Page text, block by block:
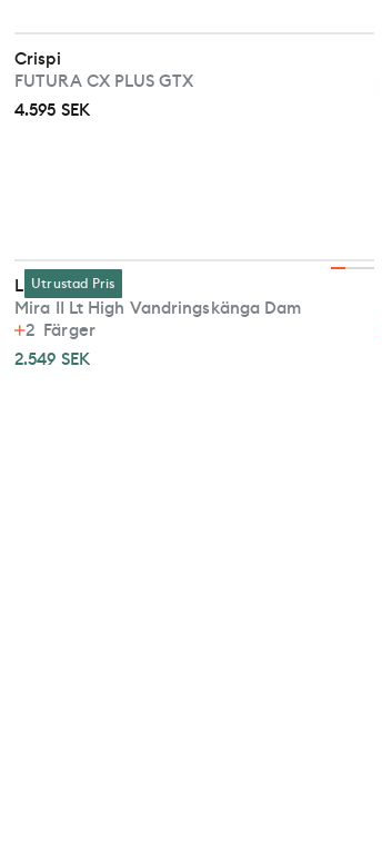
Crispi
FUTURA CX PLUS GTX
4.595 SEK
Utrustad Pris
Lundhags
Mira II Lt High Vandringskänga Dam
2 Färger
2.549 SEK